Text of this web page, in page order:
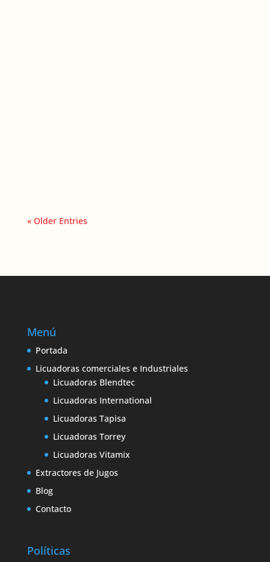
« Older Entries
Menú
Portada
Licuadoras comerciales e Industriales
Licuadoras Blendtec
Licuadoras International
Licuadoras Tapisa
Licuadoras Torrey
Licuadoras Vitamix
Extractores de Jugos
Blog
Contacto
Políticas